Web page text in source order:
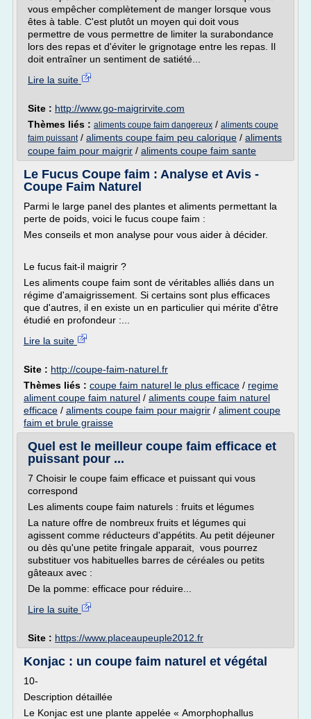
vous empêcher complètement de manger lorsque vous
êtes à table. C'est plutôt un moyen qui doit vous
permettre de vous permettre de limiter la surabondance
lors des repas et d'éviter le grignotage entre les repas. Il
doit entraîner un sentiment de satiété...
Lire la suite
Site : http://www.go-maigrirvite.com
Thèmes liés : aliments coupe faim dangereux / aliments coupe
faim puissant/ aliments coupe faim peu calorique / aliments
coupe faim pour maigrir / aliments coupe faim sante
Le Fucus Coupe faim : Analyse et Avis -
Coupe Faim Naturel
Parmi le large panel des plantes et aliments permettant la
perte de poids, voici le fucus coupe faim :
Mes conseils et mon analyse pour vous aider à décider.
Le fucus fait-il maigrir ?
Les aliments coupe faim sont de véritables alliés dans un
régime d'amaigrissement. Si certains sont plus efficaces
que d'autres, il en existe un en particulier qui mérite d'être
étudié en profondeur :...
Lire la suite
Site : http://coupe-faim-naturel.fr
Thèmes liés : coupe faim naturel le plus efficace / regime
aliment coupe faim naturel / aliments coupe faim naturel
efficace / aliments coupe faim pour maigrir / aliment coupe
faim et brule graisse
Quel est le meilleur coupe faim efficace et
puissant pour ...
7 Choisir le coupe faim efficace et puissant qui vous
correspond
Les aliments coupe faim naturels : fruits et légumes
La nature offre de nombreux fruits et légumes qui
agissent comme réducteurs d'appétits. Au petit déjeuner
ou dès qu'une petite fringale apparait, vous pourrez
substituer vos habituelles barres de céréales ou petits
gâteaux avec :
De la pomme: efficace pour réduire...
Lire la suite
Site : https://www.placeaupeuple2012.fr
Konjac : un coupe faim naturel et végétal
10-
Description détaillée
Le Konjac est une plante appelée « Amorphophallus